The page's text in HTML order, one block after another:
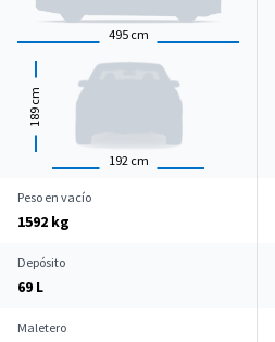
495 cm
192 cm
189
cm
Peso en vacío
1592 kg
Depósito
69 L
Maletero